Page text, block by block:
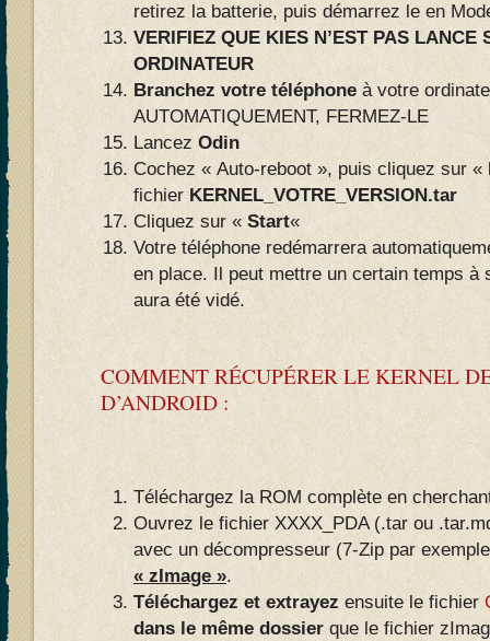
retirez la batterie, puis démarrez le en
VERIFIEZ QUE KIES N’EST PAS LANCE
ORDINATEUR
Branchez votre téléphone à votre
AUTOMATIQUEMENT, FERMEZ-LE
Lancez Odin
Cochez « Auto-reboot », puis cliquez sur «
fichier KERNEL_VOTRE_VERSION.tar
Cliquez sur « Start«
Votre téléphone redémarrera
en place. Il peut mettre un certain temps à
aura été vidé.
COMMENT RÉCUPÉRER LE KERNEL
D’ANDROID :
Téléchargez la ROM complète en
Ouvrez le fichier XXXX_PDA (.tar ou
avec un décompresseur (7-Zip par
« zImage ».
Téléchargez et extrayez ensuite le fichier
dans le même dossier que le fichier